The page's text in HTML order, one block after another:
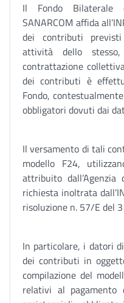
Il Fondo Bilaterale
SANARCOM affida
dei contributi
attività dello
contrattazione
dei contributi è
Fondo,
obbligatori dovuti dai
Il versamento di tali
modello F24,
attribuito
richiesta inoltrata
risoluzione n. 57/E del
In particolare, i datori
dei contributi in
compilazione del
relativi al pagamento